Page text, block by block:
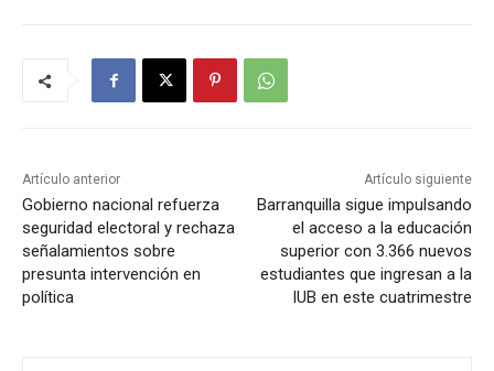
Artículo anterior
Gobierno nacional refuerza
seguridad electoral y rechaza
señalamientos sobre
presunta intervención en
política
Artículo siguiente
Barranquilla sigue impulsando
el acceso a la educación
superior con 3.366 nuevos
estudiantes que ingresan a la
IUB en este cuatrimestre